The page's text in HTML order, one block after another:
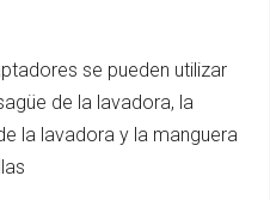
se pueden utilizar
de la lavadora, la
la lavadora y la manguera